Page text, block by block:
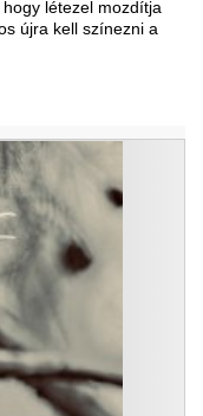
létezel mozdítja
újra kell színezni a